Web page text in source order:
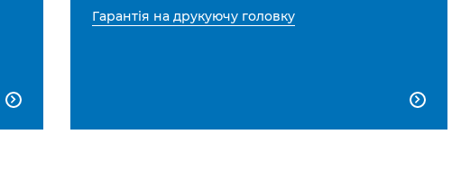

Гарантія на друкуючу головку
